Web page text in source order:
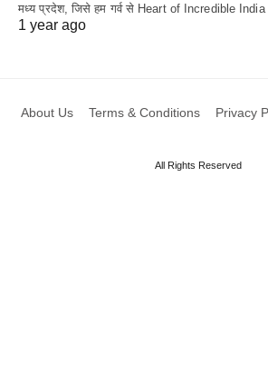
मध्य प्रदेश, जिसे हम गर्व से Heart of Incredible
1 year ago
About Us Terms & Conditions Privacy
All Rights Reserved